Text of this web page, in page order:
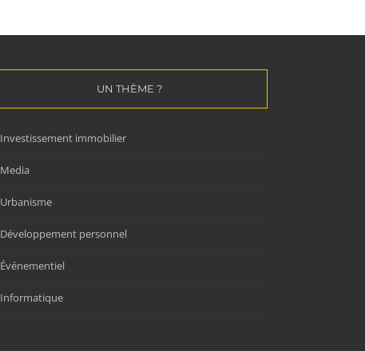
UN THÈME ?
Investissement immobilier
Media
Urbanisme
Développement personnel
Événementiel
Informatique